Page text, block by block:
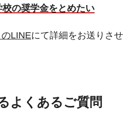
の奨学金をとめたい
LINEにて詳細をお送りさせ
よくあるご質問